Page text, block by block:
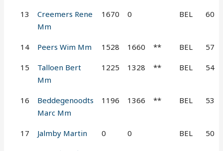
13
Creemers Rene
Mm
1670 0 BEL 60
14 Peers Wim Mm 1528 1660 ** BEL 57
15
Talloen Bert
Mm
1225 1328 ** BEL 54
16
Beddegenoodts
Marc Mm
1196 1366 ** BEL 53
17 Jalmby Martin 0 0 BEL 50